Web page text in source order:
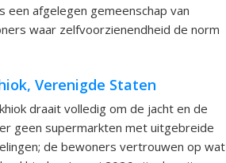
een afgelegen gemeenschap van
waar zelfvoorzienendheid de norm
Verenigde Staten
draait volledig om de jacht en de
geen supermarkten met uitgebreide
de bewoners vertrouwen op wat